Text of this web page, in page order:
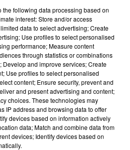
POUR HOMICIDE
APRÈS LA...
le logement servait
the following data processing based on
interest: Store and/or access
data to select advertising; Create
Use profiles to select personalised
performance; Measure content
through statistics or combinations
Develop and improve services; Create
Use profiles to select personalised
content; Ensure security, prevent and
and present advertising and content;
choices. These technologies may
IP address and browsing data to offer
devices based on information actively
data; Match and combine data from
devices; Identify devices based on